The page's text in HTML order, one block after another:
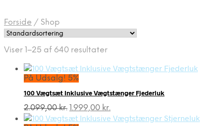
Forside / Shop
Viser 1–25 af 640 resultater
På Udsalg! 5%
100 Vægtsæt Inklusive Vægtstænger Fjederluk
2.099,00kr. Den
oprindelige
1.999,00 kr.
aktuelle